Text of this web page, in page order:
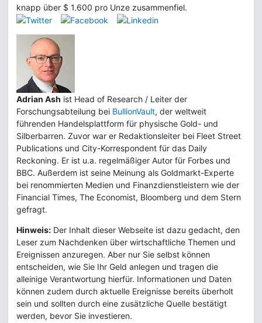
knapp über $ 1.600 pro Unze zusammenfiel.
Adrian Ash ist Head of Research / Leiter der
Forschungsabteilung bei BullionVault, der weltweit
führenden Handelsplattform für physische Gold- und
Silberbarren. Zuvor war er Redaktionsleiter bei Fleet Street
Publications und City-Korrespondent für das Daily
Reckoning. Er ist u.a. regelmäßiger Autor für Forbes und
BBC. Außerdem ist seine Meinung als Goldmarkt-Experte
bei renommierten Medien und Finanzdienstleistern wie der
Financial Times, The Economist, Bloomberg und dem Stern
gefragt.
Hinweis: Der Inhalt dieser Webseite ist dazu gedacht, den
Leser zum Nachdenken über wirtschaftliche Themen und
Ereignissen anzuregen. Aber nur Sie selbst können
entscheiden, wie Sie Ihr Geld anlegen und tragen die
alleinige Verantwortung hierfür. Informationen und Daten
können zudem durch aktuelle Ereignisse bereits überholt
sein und sollten durch eine zusätzliche Quelle bestätigt
werden, bevor Sie investieren.